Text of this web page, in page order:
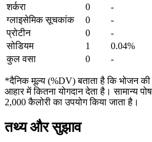
शर्करा
0
-
ग्लाइसेमिक सूचकांक
0
-
प्रोटीन
0
-
सोडियम
1
0.04%
कुल वसा
0 -
*दैनिक मूल्य (%DV) बताता है कि भोजन की
आहार में कितना योगदान देता है। सामान्य
2,000 कैलोरी का उपयोग किया जाता है।
तथ्य और सुझाव